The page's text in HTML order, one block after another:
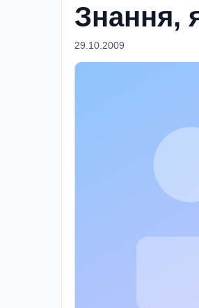
Знання,
29.10.2009